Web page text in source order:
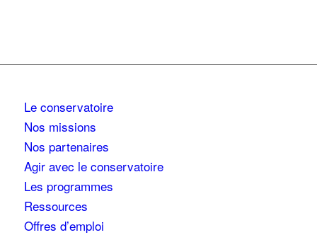
Le conservatoire
Nos missions
Nos partenaires
Agir avec le conservatoire
Les programmes
Ressources
Offres d’emploi